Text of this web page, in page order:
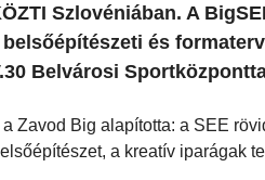
Szlovéniában. A
és
Belvárosi
Zavod Big alapította: a SEE
a kreatív iparágak